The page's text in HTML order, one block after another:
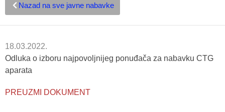
Nazad na sve javne nabavke
18.03.2022.
Odluka o izboru najpovoljnijeg ponuđača za nabavku CTG
aparata
PREUZMI DOKUMENT